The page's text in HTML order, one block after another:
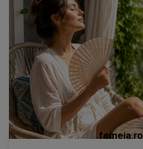
femeia.ro